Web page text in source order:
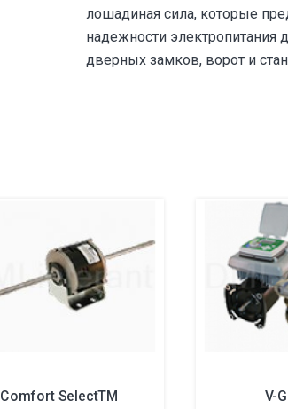
лошадиная сила, которые
надежности электропитания
дверных замков, ворот и
Comfort SelectTM V-